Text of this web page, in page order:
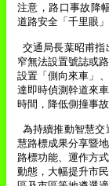
注意，路口事故降
道路安全「千里眼
交通局長葉昭甫
窄無法設置號誌或
設置「側向來車」
達即時偵測幹道來
時間，降低側撞事故
為持續推動智慧
慧路標成果分享暨
路標功能、運作方
動態，大幅提升市